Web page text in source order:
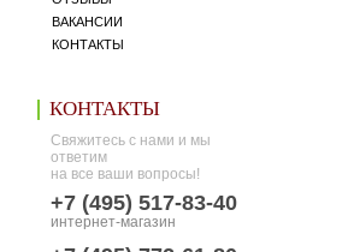
ВАКАНСИИ
КОНТАКТЫ
КОНТАКТЫ
Свяжитесь с нами и мы
ответим
на все ваши вопросы!
+7 (495) 517-83-40
интернет-магазин